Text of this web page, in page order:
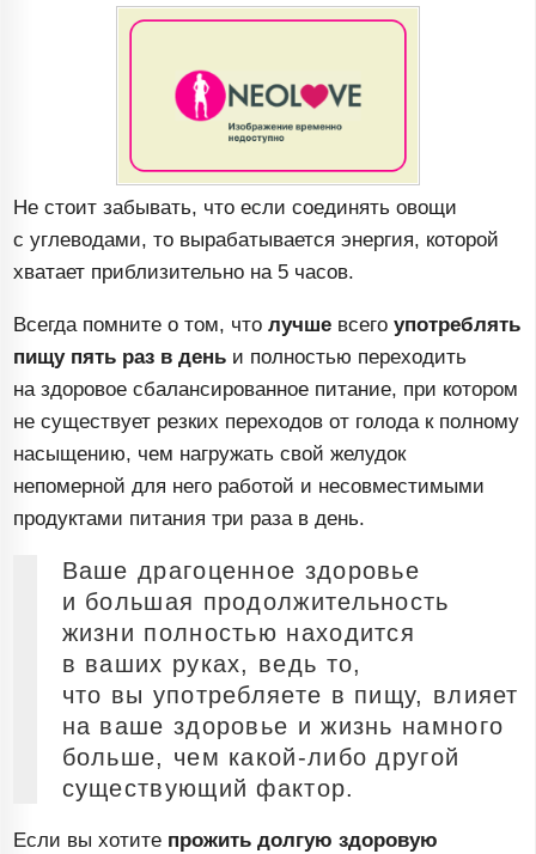
Не стоит забывать, что если соединять овощи
с углеводами, то вырабатывается энергия, которой
хватает приблизительно на 5 часов.
Всегда помните о том, чтолучше всегоупотреблять
пищу пять раз в день и полностью переходить
на здоровое сбалансированное питание, при котором
не существует резких переходов от голода к полному
насыщению, чем нагружать свой желудок
непомерной для него работой и несовместимыми
продуктами питания три раза в день.
Ваше драгоценное здоровье
и большая продолжительность
жизни полностью находится
в ваших руках, ведь то,
что вы употребляете в пищу, влияет
на ваше здоровье и жизнь намного
больше, чем какой-либо другой
существующий фактор.
Если вы хотите прожить долгую здоровую